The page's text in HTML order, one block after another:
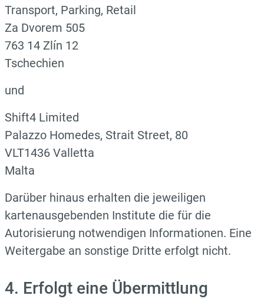
Transport, Parking, Retail
Za Dvorem 505
763 14 Zlín 12
Tschechien
und
Shift4 Limited
Palazzo Homedes, Strait Street, 80
VLT1436 Valletta
Malta
Darüber hinaus erhalten die jeweiligen
kartenausgebenden Institute die für die
Autorisierung notwendigen Informationen. Eine
Weitergabe an sonstige Dritte erfolgt nicht.
4. Erfolgt eine Übermittlung